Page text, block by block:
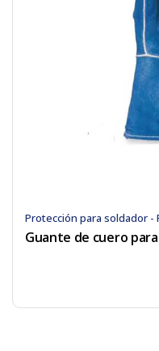
Protección para soldador -
Guante de cuero